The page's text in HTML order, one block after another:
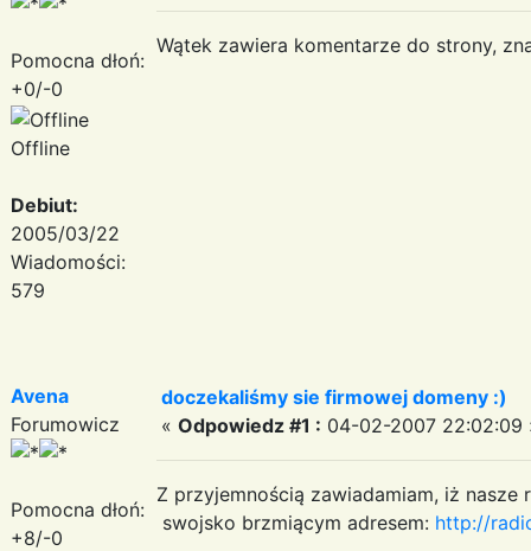
Pomocna dłoń:
+0/-0
Offline
Debiut:
2005/03/22
Wiadomości:
579
Wątek zawiera komentarze do strony,
Avena
Forumowicz
Pomocna dłoń:
+8/-0
doczekaliśmy sie firmowej domeny :)
« Odpowiedz #1 : 04-02-2007 22:02:09
Z przyjemnością zawiadamiam, iż
swojsko brzmiącym adresem: http://